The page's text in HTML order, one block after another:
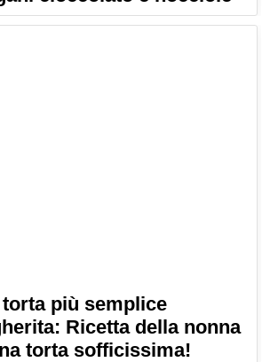
torta più semplice
Ricetta della nonna
torta sofficissima!